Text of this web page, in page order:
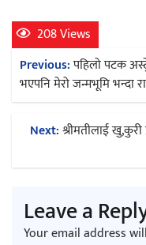
208 Views
Post
navigation
Previous:पहिलो पटक
भएपनि मेरो जन्मभूमि भन्दा
Next:श्रीमतीलाई खु,कुरी
Leave a
Your email address